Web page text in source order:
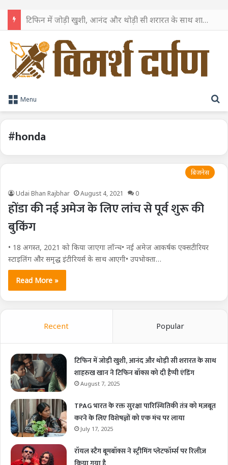
टिफिन में जोड़ी खुशी, आनंद और थोड़ी सी शरारत के साथ शाहरुख खान ने टिफिन बॉक्स को दी हैप्पी एंडिंग
Menu
#honda
बिजनेस
Udai Bhan Rajbhar August 4, 2021 0
होंडा की नई अमेज के लिए लांच से पूर्व शुरू की
बुकिंग
• 18 अगस्‍त, 2021 को किया जाएगा लॉन्‍च• नई अमेज आकर्षक एक्‍सटीरियर
स्‍टाइलिंग और समृद्ध इंटीरियर्स के साथ आएगी• उपभोक्‍ता…
Read More »
Recent Popular
टिफिन में जोड़ी खुशी, आनंद और थोड़ी सी शरारत के साथ
शाहरुख खान ने टिफिन बॉक्स को दी हैप्पी एंडिंग
August 7, 2025
TPAG भारत के रक्त सुरक्षा पारिस्थितिकी तंत्र को मज़बूत
करने के लिए विशेषज्ञों को एक मंच पर लाया
July 17, 2025
रॉयल स्टैग बूमबॉक्स ने स्ट्रीमिंग प्लेटफॉर्म्स पर रिलीज़